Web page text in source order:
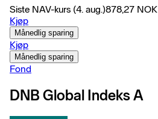
Siste NAV-kurs (4. aug.)878,27 NOK
Kjøp
Månedlig sparing
Kjøp
Månedlig sparing
Fond
DNB Global Indeks A